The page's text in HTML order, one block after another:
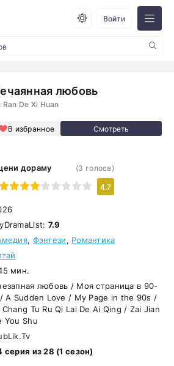
Войти
любовь
Ran De Xi Huan
В избранное
дораму
8 9 10
(3 голоса)
4.7
7.9
, Фэнтези, Романтика
мин.
любовь / Моя страница в 90-
A Sudden Love / My Page in the 90s /
Chang Tu Ru Qi Lai De Ai Qing / Zai Jian
You Shu
серия из 28 (1 сезон)